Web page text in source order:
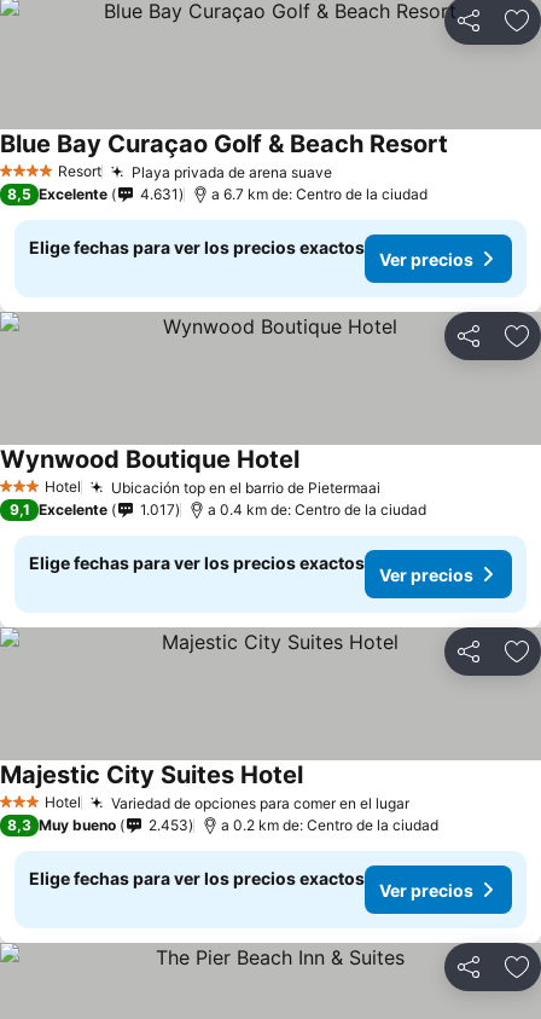
Compartir
4 EstrellasResort Playa privada de arena suave
Blue Bay Curaçao Golf & Beach Resort
8,5 Excelente 4.631 a 6.7 km de: Centro de la ciudad
Elige fechas para ver los precios exactos
Ver precios
Compartir
3 Estrellas
Hotel Ubicación top en el barrio de Pietermaai
Wynwood Boutique Hotel
9,1 Excelente 1.017 a 0.4 km de: Centro de la ciudad
Elige fechas para ver los precios exactos
Ver precios
Compartir
3 Estrellas
Hotel Variedad de opciones para comer en el lugar
Majestic City Suites Hotel
8,3 Muy bueno 2.453 a 0.2 km de: Centro de la ciudad
Elige fechas para ver los precios exactos
Ver precios
Compartir